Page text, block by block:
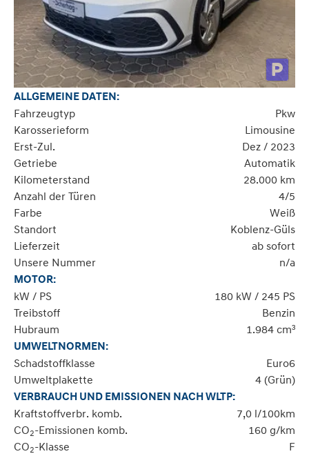
ALLGEMEINE DATEN:
Fahrzeugtyp
Pkw
Karosserieform
Limousine
Erst-Zul.
Dez / 2023
Getriebe
Automatik
Kilometerstand
28.000 km
Anzahl der Türen
4/5
Farbe
Weiß
Standort
Koblenz-Güls
Lieferzeit
ab sofort
Unsere Nummer
n/a
MOTOR:
kW / PS
180 kW / 245 PS
Treibstoff
Benzin
Hubraum
1.984 cm³
UMWELTNORMEN:
Schadstoffklasse
Euro6
Umweltplakette
4 (Grün)
VERBRAUCH UND EMISSIONEN NACH WLTP:
Kraftstoffverbr. komb.
7,0 l/100km
CO2-Emissionen komb.
160 g/km
CO2-Klasse F